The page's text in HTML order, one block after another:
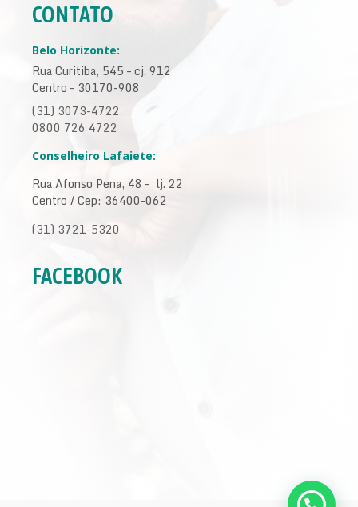
CONTATO
Belo Horizonte:
Rua Curitiba, 545 – cj. 912
Centro – 30170-908
(31) 3073-4722
0800 726 4722
Conselheiro Lafaiete:
Rua Afonso Pena, 48 – lj. 22
Centro / Cep: 36400-062
(31) 3721-5320
FACEBOOK